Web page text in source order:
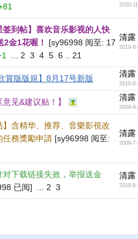
2020-
签到帖】喜欢音乐影视的人快
2金1花喔！
[sy96998 阅至: 17
2 3 4 5 6 21
清露
2010-
賞版版規】8月17号新版 清露
2010-
意见&建议贴！】 清露
2009-
】含精华、推荐、音樂影視改
任務獎勵申請 [sy96998 阅至:
清露
2009-
对下载链接失效，举报送金
已阅] 2 3
清露
2010-